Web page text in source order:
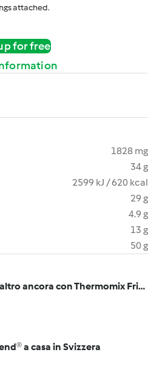
attached.
for free
1828 mg
34 g
2599 kJ / 620 kcal
29 g
4.9 g
13 g
50 g
Festa, scorta e altro ancora con Thermomix Friend®
a casa in Svizzera